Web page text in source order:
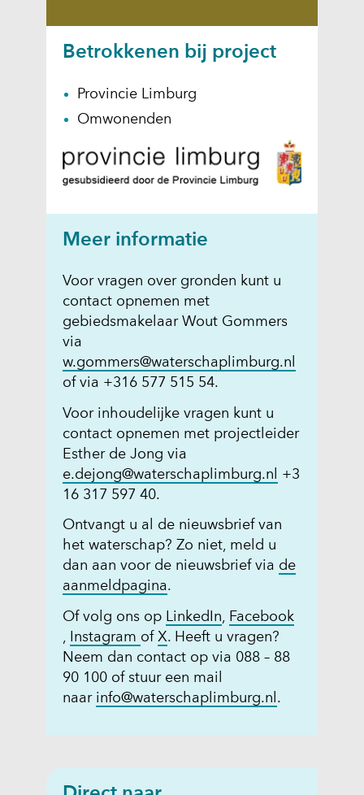
s
t
f
g
e
e
i
d
t
)
Betrokkenen bij project
Provincie Limburg
Omwonenden
Meer informatie
Voor vragen over gronden kunt u
contact opnemen met
gebiedsmakelaar Wout Gommers
via
w.gommers@waterschaplimburg.nl
of via +316 577 515 54.
Voor inhoudelijke vragen kunt u
contact opnemen met projectleider
Esther de Jong via
e.dejong@waterschaplimburg.nl
+3
16 317 597 40.
Ontvangt u al de nieuwsbrief van
het waterschap? Zo niet, meld u
dan aan voor de nieuwsbrief via de
aanmeldpagina(
p
e
n
t
i
.
Of volg ons op LinkedIn(
o
p
n
, Facebook
o
p
e
, Instagram (
o
p
e
of X(
o
p
e
. Heeft u vragen?
Neem dan contact op via 088 – 88
90 100 of stuur een mail
naar info@waterschaplimburg.nl .